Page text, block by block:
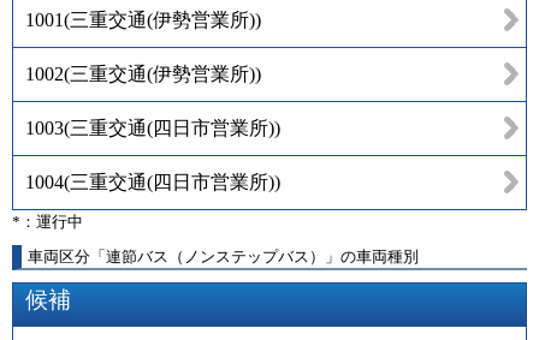
1001(三重交通(伊勢営業所))
1002(三重交通(伊勢営業所))
1003(三重交通(四日市営業所))
1004(三重交通(四日市営業所))
*：運行中
車両区分「連節バス（ノンステップバス）」の車両種別
候補